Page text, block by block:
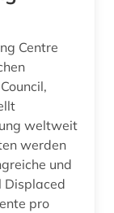
Centre
weltweit
werden
und
Displaced
pro